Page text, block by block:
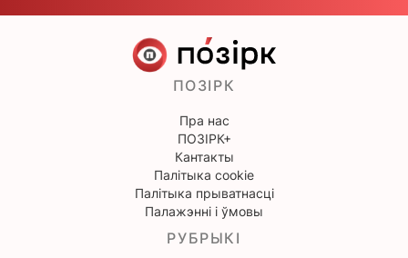
ПОЗІРК
Пра нас
ПОЗІРК+
Кантакты
Палітыка cookie
Палітыка прыватнасці
Палажэнні і ўмовы
РУБРЫКІ